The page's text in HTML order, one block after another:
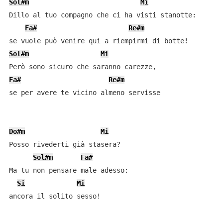
Sol#m
Mi
Dillo al tuo compagno che ci ha visti stanotte:
Fa#
Re#m
Sol#m
Mi
Fa#
Re#m
se per avere te vicino almeno servisse
Do#m
Mi
Posso rivederti già stasera?
Sol#m
Fa#
Ma tu non pensare male adesso:
Si
Mi
ancora il solito sesso!